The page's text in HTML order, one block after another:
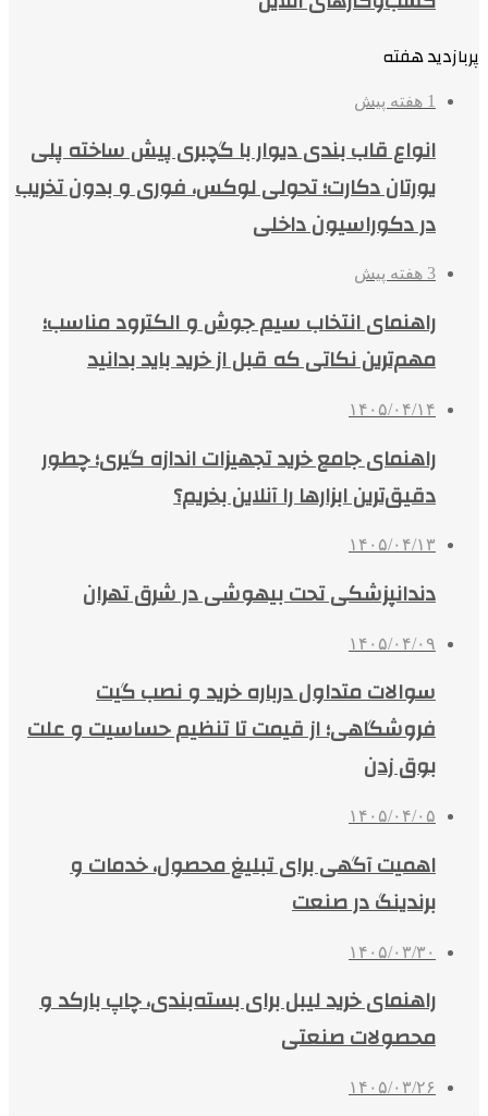
پربازدید هفته
1 هفته پیش
انواع قاب بندی دیوار با گچبری پیش ساخته پلی
یورتان دکارت؛ تحولی لوکس، فوری و بدون تخریب
در دکوراسیون داخلی
3 هفته پیش
راهنمای انتخاب سیم جوش و الکترود مناسب؛
مهم‌ترین نکاتی که قبل از خرید باید بدانید
۱۴۰۵/۰۴/۱۴
راهنمای جامع خرید تجهیزات اندازه گیری؛ چطور
دقیق‌ترین ابزارها را آنلاین بخریم؟
۱۴۰۵/۰۴/۱۳
دندانپزشکی تحت بیهوشی در شرق تهران
۱۴۰۵/۰۴/۰۹
سوالات متداول درباره خرید و نصب گیت
فروشگاهی؛ از قیمت تا تنظیم حساسیت و علت
بوق زدن
۱۴۰۵/۰۴/۰۵
اهمیت آگهی برای تبلیغ محصول، خدمات و
برندینگ در صنعت
۱۴۰۵/۰۳/۳۰
راهنمای خرید لیبل برای بسته‌بندی، چاپ بارکد و
محصولات صنعتی
۱۴۰۵/۰۳/۲۶